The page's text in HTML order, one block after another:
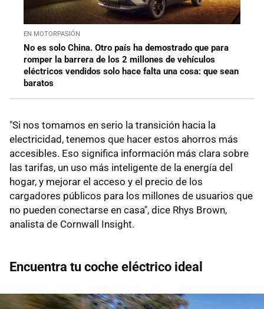
EN MOTORPASIÓN
No es solo China. Otro país ha demostrado que para
romper la barrera de los 2 millones de vehículos
eléctricos vendidos solo hace falta una cosa: que sean
baratos
"Si nos tomamos en serio la transición hacia la
electricidad, tenemos que hacer estos ahorros más
accesibles. Eso significa información más clara sobre
las tarifas, un uso más inteligente de la energía del
hogar, y mejorar el acceso y el precio de los
cargadores públicos para los millones de usuarios que
no pueden conectarse en casa", dice Rhys Brown,
analista de Cornwall Insight.
Encuentra tu coche eléctrico ideal